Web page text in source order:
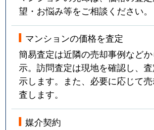
望・お悩み等をご相談ください。
マンションの価格を査定
簡易査定は近隣の売却事例など
示。訪問査定は現地を確認し、
示します。また、必要に応じて
査します。
媒介契約